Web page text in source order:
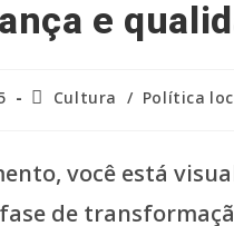
e
Categoria
Cultura / Política